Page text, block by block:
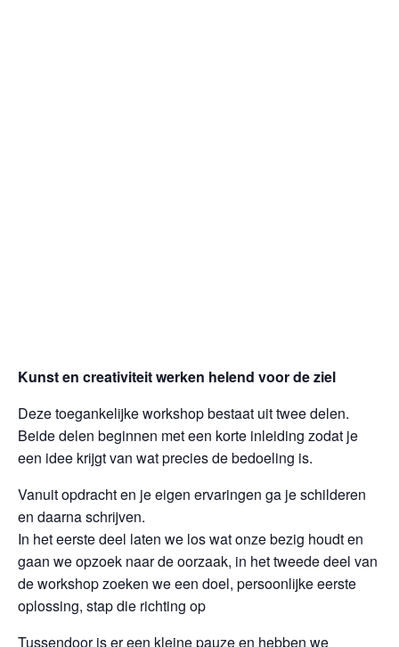
Kunst en creativiteit werken helend voor de ziel
Deze toegankelijke workshop bestaat uit twee delen.
Beide delen beginnen met een korte inleiding zodat je
een idee krijgt van wat precies de bedoeling is.
Vanuit opdracht en je eigen ervaringen ga je schilderen
en daarna schrijven.
In het eerste deel laten we los wat onze bezig houdt en
gaan we opzoek naar de oorzaak, in het tweede deel van
de workshop zoeken we een doel, persoonlijke eerste
oplossing, stap die richting op
Tussendoor is er een kleine pauze en hebben we